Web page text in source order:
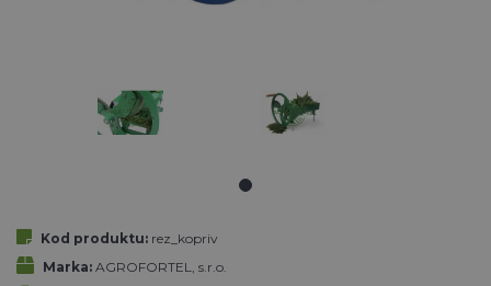
Kod produktu: rez_kopriv
Marka: AGROFORTEL, s.r.o.